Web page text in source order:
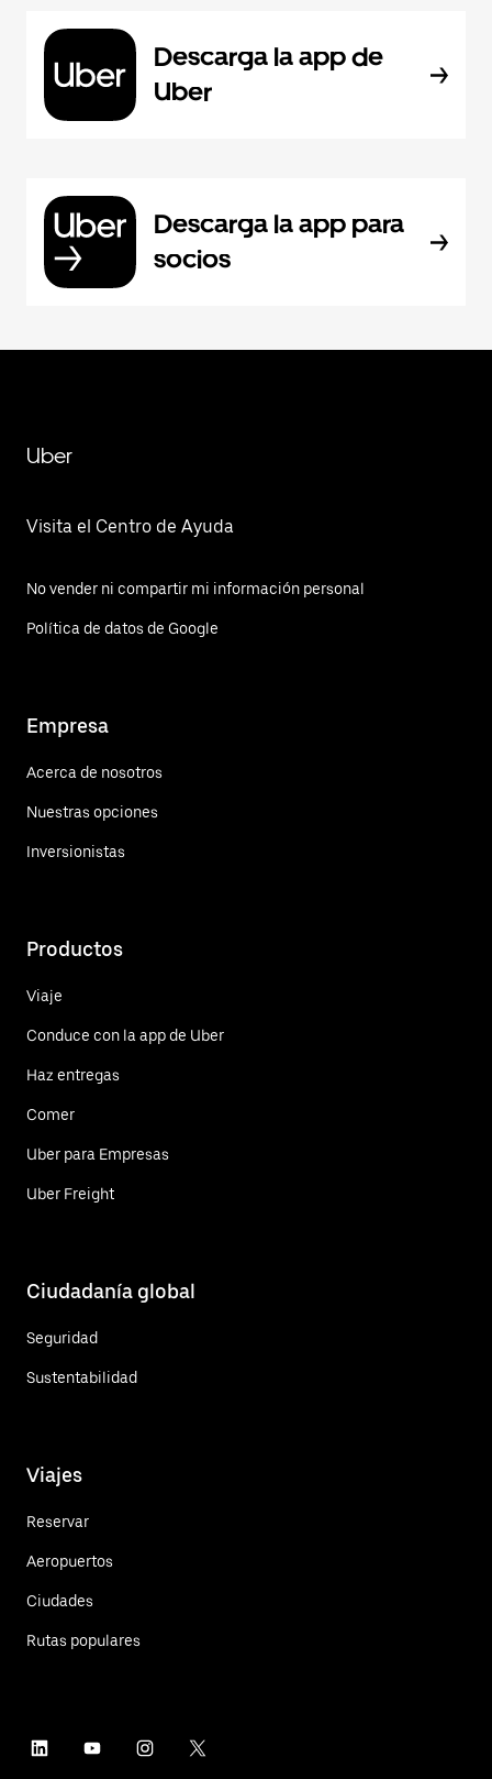
Descarga la app de
Uber
Descarga la app para
socios
Uber
Visita el Centro de Ayuda
No vender ni compartir mi información personal
Política de datos de Google
Empresa
Acerca de nosotros
Nuestras opciones
Inversionistas
Productos
Viaje
Conduce con la app de Uber
Haz entregas
Comer
Uber para Empresas
Uber Freight
Ciudadanía global
Seguridad
Sustentabilidad
Viajes
Reservar
Aeropuertos
Ciudades
Rutas populares